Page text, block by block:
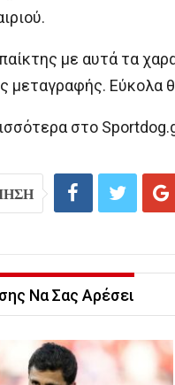
με αυτά τα
μεταγραφής. Εύκολα
στο
Να Σας Αρέσει